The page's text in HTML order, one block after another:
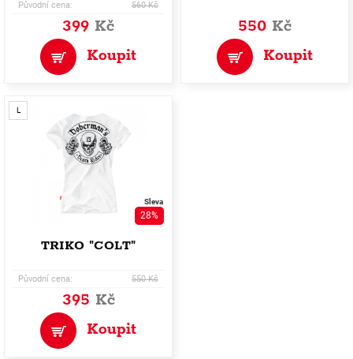
Původní cena: 560 Kč
399 Kč
Koupit
550 Kč
Koupit
L
Sleva
28%
TRIKO "COLT"
Původní cena: 550 Kč
395 Kč
Koupit